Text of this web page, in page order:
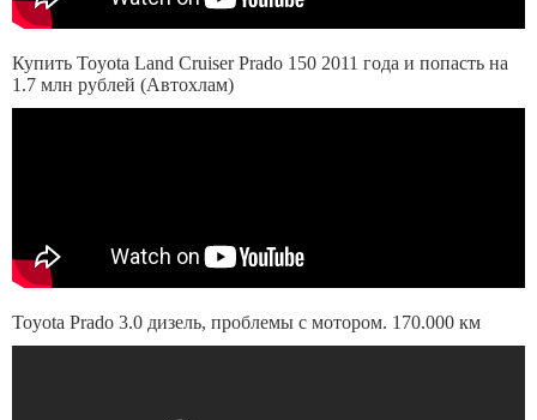
Купить Toyota Land Cruiser Prado 150 2011 года и попасть на
1.7 млн рублей (Автохлам)
Toyota Prado 3.0 дизель, проблемы c мотором. 170.000 км